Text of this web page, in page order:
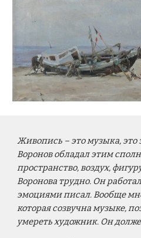
Живопись – это музыка, это
Воронов обладал этим
пространство, воздух,
Воронова трудно. Он
эмоциями писал. Вообще
которая созвучна музыке,
умереть художник. Он